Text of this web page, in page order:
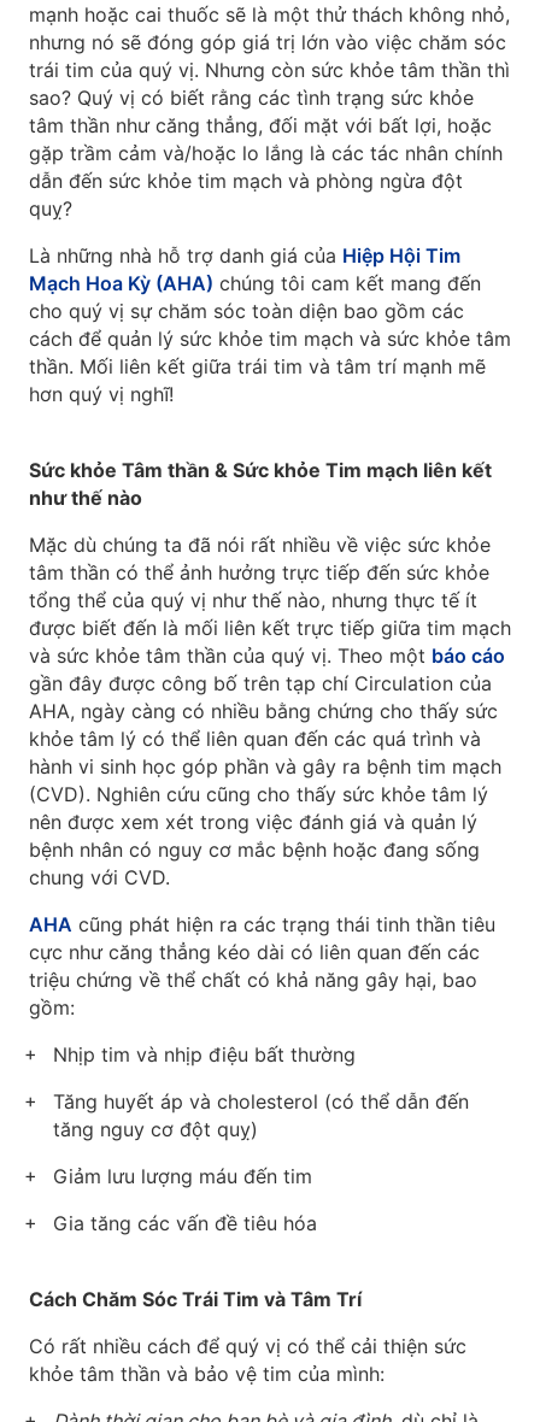
mạnh hoặc cai thuốc sẽ là một thử thách không nhỏ,
nhưng nó sẽ đóng góp giá trị lớn vào việc chăm sóc
trái tim của quý vị. Nhưng còn sức khỏe tâm thần thì
sao? Quý vị có biết rằng các tình trạng sức khỏe
tâm thần như căng thẳng, đối mặt với bất lợi, hoặc
gặp trầm cảm và/hoặc lo lắng là các tác nhân chính
dẫn đến sức khỏe tim mạch và phòng ngừa đột
quỵ?
Là những nhà hỗ trợ danh giá của Hiệp Hội Tim
Mạch Hoa Kỳ (AHA) chúng tôi cam kết mang đến
cho quý vị sự chăm sóc toàn diện bao gồm các
cách để quản lý sức khỏe tim mạch và sức khỏe tâm
thần. Mối liên kết giữa trái tim và tâm trí mạnh mẽ
hơn quý vị nghĩ!
Sức khỏe Tâm thần & Sức khỏe Tim mạch liên kết
như thế nào
Mặc dù chúng ta đã nói rất nhiều về việc sức khỏe
tâm thần có thể ảnh hưởng trực tiếp đến sức khỏe
tổng thể của quý vị như thế nào, nhưng thực tế ít
được biết đến là mối liên kết trực tiếp giữa tim mạch
và sức khỏe tâm thần của quý vị. Theo một báo cáo
gần đây được công bố trên tạp chí Circulation của
AHA, ngày càng có nhiều bằng chứng cho thấy sức
khỏe tâm lý có thể liên quan đến các quá trình và
hành vi sinh học góp phần và gây ra bệnh tim mạch
(CVD). Nghiên cứu cũng cho thấy sức khỏe tâm lý
nên được xem xét trong việc đánh giá và quản lý
bệnh nhân có nguy cơ mắc bệnh hoặc đang sống
chung với CVD.
AHA cũng phát hiện ra các trạng thái tinh thần tiêu
cực như căng thẳng kéo dài có liên quan đến các
triệu chứng về thể chất có khả năng gây hại, bao
gồm:
Nhịp tim và nhịp điệu bất thường
Tăng huyết áp và cholesterol (có thể dẫn đến
tăng nguy cơ đột quỵ)
Giảm lưu lượng máu đến tim
Gia tăng các vấn đề tiêu hóa
Cách Chăm Sóc Trái Tim và Tâm Trí
Có rất nhiều cách để quý vị có thể cải thiện sức
khỏe tâm thần và bảo vệ tim của mình: